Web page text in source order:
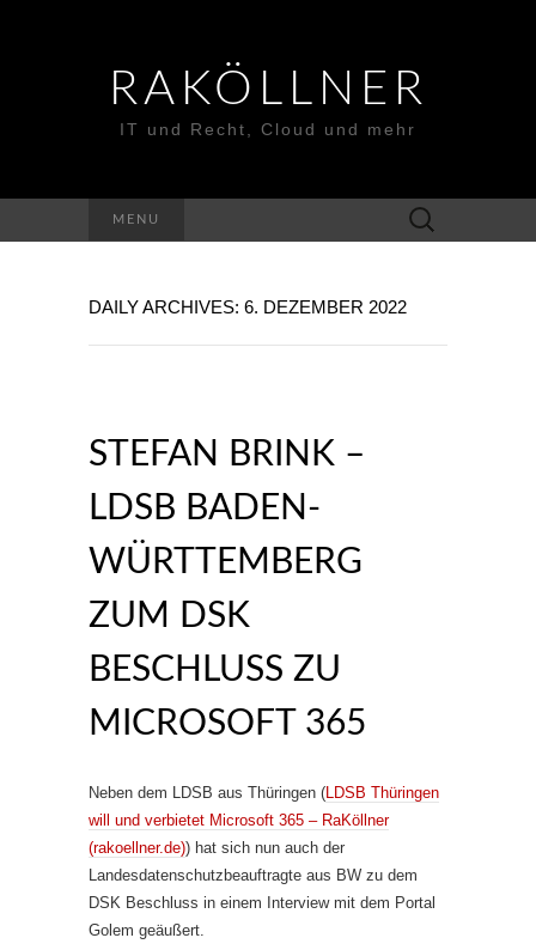
RAKÖLLNER
IT und Recht, Cloud und mehr
MENU
Suchen
nach:
DAILY ARCHIVES: 6. DEZEMBER 2022
STEFAN BRINK –
LDSB BADEN-
WÜRTTEMBERG
ZUM DSK
BESCHLUSS ZU
MICROSOFT 365
Neben dem LDSB aus Thüringen (LDSB Thüringen
will und verbietet Microsoft 365 – RaKöllner
(rakoellner.de)) hat sich nun auch der
Landesdatenschutzbeauftragte aus BW zu dem
DSK Beschluss in einem Interview mit dem Portal
Golem geäußert.